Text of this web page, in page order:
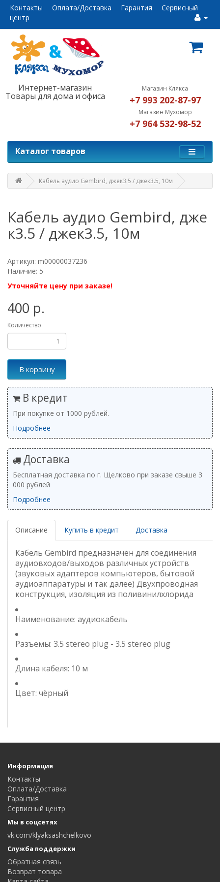
Контакты Оплата/Доставка Гарантия
Сервисный
центр
Интернет-магазин
Товары для дома и офиса
Магазин Клякса
+7 993 202-87-97
Магазин Мухомор
+7 964 532-98-52
Каталог товаров
Кабель аудио Gembird, джек3.5 / джек3.5, 10м
Кабель аудио Gembird, дже
к3.5 / джек3.5, 10м
Артикул: m00000037236
Наличие: 5
Уточняйте цену при заказе!
400 р.
Количество
В корзину
В кредит
При покупке от 1000 рублей.
Подробнее
Доставка
Бесплатная доставка по г. Щелково при заказе свыше 3
000 рублей
Подробнее
Описание Купить в кредит Доставка
Кабель Gembird предназначен для соединения
аудиовходов/выходов различных устройств
(звуковых адаптеров компьютеров, бытовой
аудиоаппаратуры и так далее) Двухпроводная
конструкция, изоляция из поливинилхлорида
Наименование: аудиокабель
Разъемы: 3.5 stereo plug - 3.5 stereo plug
Длина кабеля: 10 м
Цвет: чёрный
Информация
Контакты
Оплата/Доставка
Гарантия
Сервисный центр
Мы в соцсетях
vk.com/klyaksashchelkovo
Служба поддержки
Обратная связь
Возврат товара